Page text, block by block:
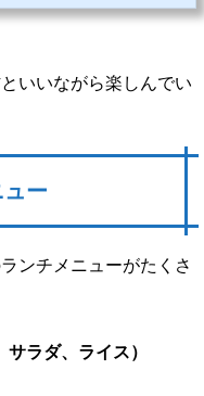
から車で5分強住所山形県米沢市門東町1-5-2
いいながら楽しんでい
ー
ンチメニューがたくさ
ラダ、ライス）